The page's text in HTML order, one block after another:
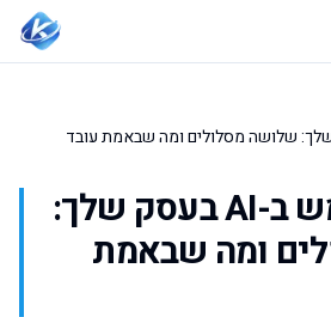
כיצד להשתמש ב-AI בעסק שלך:
ומה שבאמת